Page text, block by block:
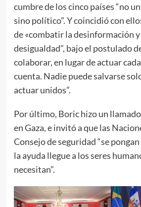
cumbre de los cinco países “no
sino político”. Y coincidió con
de «combatir la desinformación
desigualdad”, bajo el postulado
colaborar, en lugar de actuar
cuenta. Nadie puede salvarse
actuar unidos”.
Por último, Boric hizo un
en Gaza, e invitó a que las
Consejo de seguridad “se
la ayuda llegue a los seres
necesitan”.